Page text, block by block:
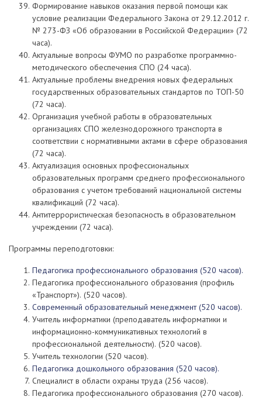
Формирование навыков оказания первой помощи как
условие реализации Федерального Закона от 29.12.2012 г.
№ 273-ФЗ «Об образовании в Российской Федерации» (72
часа).
Актуальные вопросы ФУМО по разработке программно-
методического обеспечения СПО (24 часа).
Актуальные проблемы внедрения новых федеральных
государственных образовательных стандартов по ТОП-50
(72 часа).
Организация учебной работы в образовательных
организациях СПО железнодорожного транспорта в
соответствии с нормативными актами в сфере образования
(72 часа).
Актуализация основных профессиональных
образовательных программ среднего профессионального
образования с учетом требований национальной системы
квалификаций (72 часа).
Антитеррористическая безопасность в образовательном
учреждении (72 часа).
Программы переподготовки:
Педагогика профессионального образования (520 часов).
Педагогика профессионального образования (профиль
«Транспорт»). (520 часов).
Современный образовательный менеджмент (520 часов).
Учитель информатики (преподаватель информатики и
информационно-коммуникативных технологий в
профессиональной деятельности). (520 часов).
Учитель технологии (520 часов).
Педагогика дошкольного образования (520 часов).
Специалист в области охраны труда (256 часов).
Педагогика профессионального образования (270 часов).